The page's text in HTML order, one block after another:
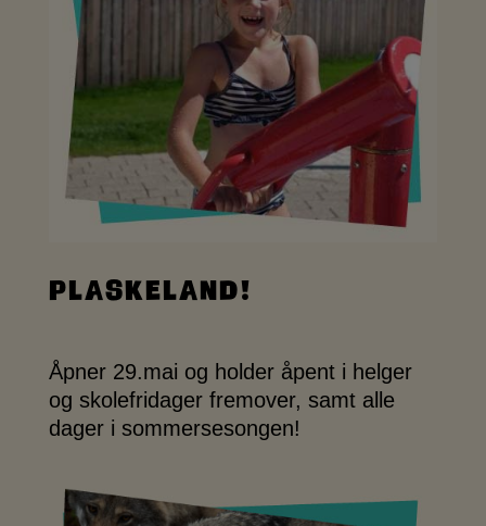
Plaskeland!
Åpner 29.mai og holder åpent i helger
og skolefridager fremover, samt alle
dager i sommersesongen!